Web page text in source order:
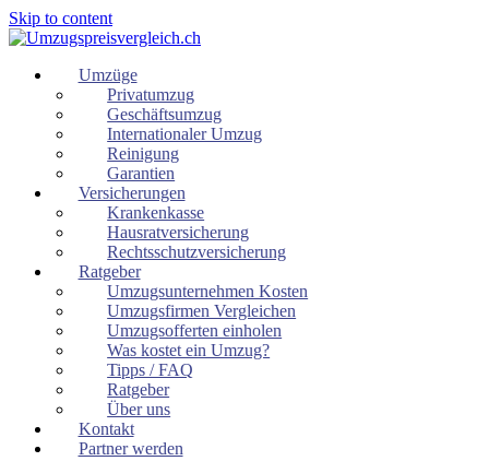
Skip to content
Umzüge
Privatumzug
Geschäftsumzug
Internationaler Umzug
Reinigung
Garantien
Versicherungen
Krankenkasse
Hausratversicherung
Rechtsschutzversicherung
Ratgeber
Umzugsunternehmen Kosten
Umzugsfirmen Vergleichen
Umzugsofferten einholen
Was kostet ein Umzug?
Tipps / FAQ
Ratgeber
Über uns
Kontakt
Partner werden